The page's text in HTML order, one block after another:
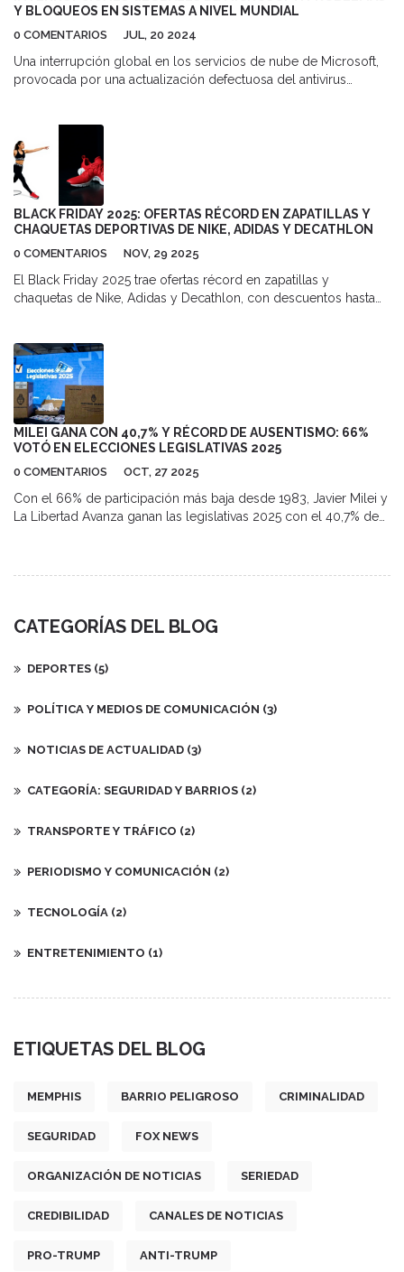
Y BLOQUEOS EN SISTEMAS A NIVEL MUNDIAL
0 COMENTARIOS JUL, 20 2024
Una interrupción global en los servicios de nube de Microsoft,
provocada por una actualización defectuosa del antivirus
problemas operativos. Aunque Microsoft ha indicado que el
problema está resuelto en gran medida, aún se reportan
algunos impactos residuales.
BLACK FRIDAY 2025: OFERTAS RÉCORD EN ZAPATILLAS Y
CHAQUETAS DEPORTIVAS DE NIKE, ADIDAS Y DECATHLON
0 COMENTARIOS NOV, 29 2025
El Black Friday 2025 trae ofertas récord en zapatillas y
chaquetas de Nike, Adidas y Decathlon, con descuentos hasta
deportivo antes de Navidad.
MILEI GANA CON 40,7% Y RÉCORD DE AUSENTISMO: 66%
VOTÓ EN ELECCIONES LEGISLATIVAS 2025
0 COMENTARIOS OCT, 27 2025
Con el 66% de participación más baja desde 1983, Javier Milei y
La Libertad Avanza ganan las legislativas 2025 con el 40,7% de
CATEGORÍAS DEL BLOG
DEPORTES (5)
POLÍTICA Y MEDIOS DE COMUNICACIÓN (3)
NOTICIAS DE ACTUALIDAD (3)
CATEGORÍA: SEGURIDAD Y BARRIOS (2)
TRANSPORTE Y TRÁFICO (2)
PERIODISMO Y COMUNICACIÓN (2)
TECNOLOGÍA (2)
ENTRETENIMIENTO (1)
ETIQUETAS DEL BLOG
MEMPHIS BARRIO PELIGROSO CRIMINALIDAD
SEGURIDAD FOX NEWS
ORGANIZACIÓN DE NOTICIAS SERIEDAD
CREDIBILIDAD CANALES DE NOTICIAS
PRO-TRUMP ANTI-TRUMP